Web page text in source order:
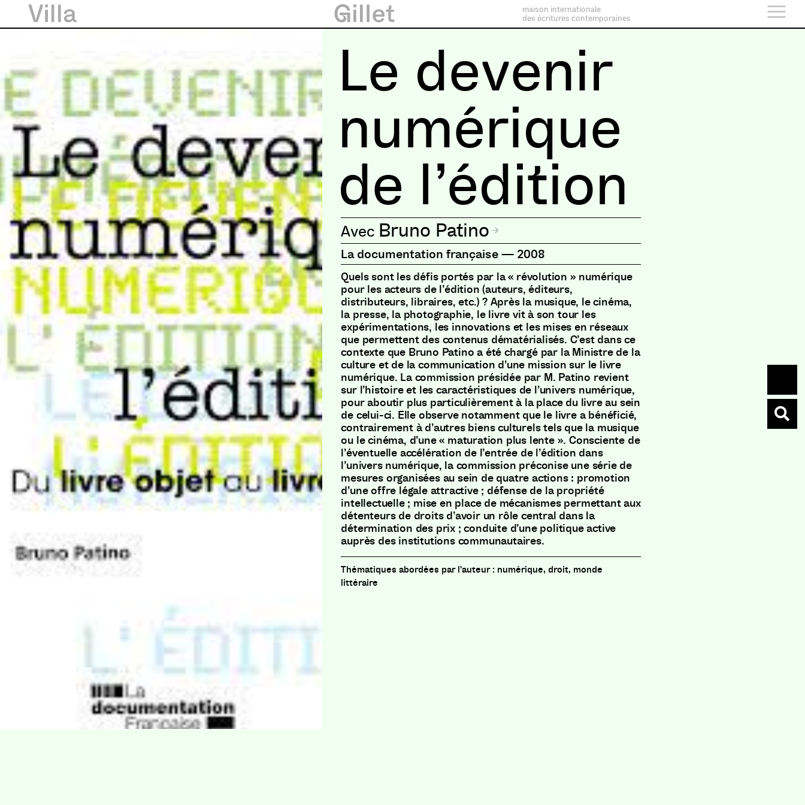
maison internationale
des écritures contemporaines
Le devenir
numérique
de l’édition
Bruno Patino
La documentation française — 2008
Quels sont les défis portés par la « révolution » numérique
pour les acteurs de l’édition (auteurs, éditeurs,
distributeurs, libraires, etc.) ? Après la musique, le cinéma,
la presse, la photographie, le livre vit à son tour les
expérimentations, les innovations et les mises en réseaux
que permettent des contenus dématérialisés. C’est dans ce
contexte que Bruno Patino a été chargé par la Ministre de la
culture et de la communication d’une mission sur le livre
numérique. La commission présidée par M. Patino revient
sur l’histoire et les caractéristiques de l’univers numérique,
pour aboutir plus particulièrement à la place du livre au sein
de celui-ci. Elle observe notamment que le livre a bénéficié,
contrairement à d’autres biens culturels tels que la musique
ou le cinéma, d’une « maturation plus lente ». Consciente de
l’éventuelle accélération de l’entrée de l’édition dans
l’univers numérique, la commission préconise une série de
mesures organisées au sein de quatre actions : promotion
d’une offre légale attractive ; défense de la propriété
intellectuelle ; mise en place de mécanismes permettant aux
détenteurs de droits d’avoir un rôle central dans la
détermination des prix ; conduite d’une politique active
auprès des institutions communautaires.
numérique, droit, monde
littéraire